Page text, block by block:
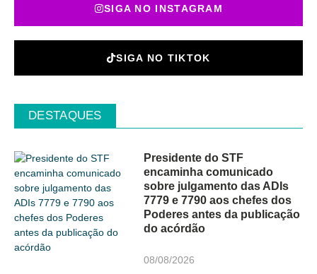
SIGA NO INSTAGRAM
SIGA NO TIKTOK
DESTAQUES
Presidente do STF
encaminha comunicado
sobre julgamento das ADIs
7779 e 7790 aos chefes dos
Poderes antes da publicação
do acórdão
08/08/2026